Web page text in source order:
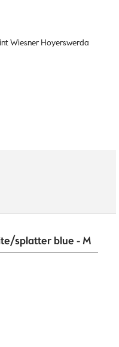
Wiesner Hoyerswerda
splatter blue - M